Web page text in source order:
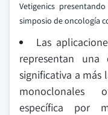
Vetigenics
simposio de oncología
Las
representan una
significativa a más
monoclonales
específica por